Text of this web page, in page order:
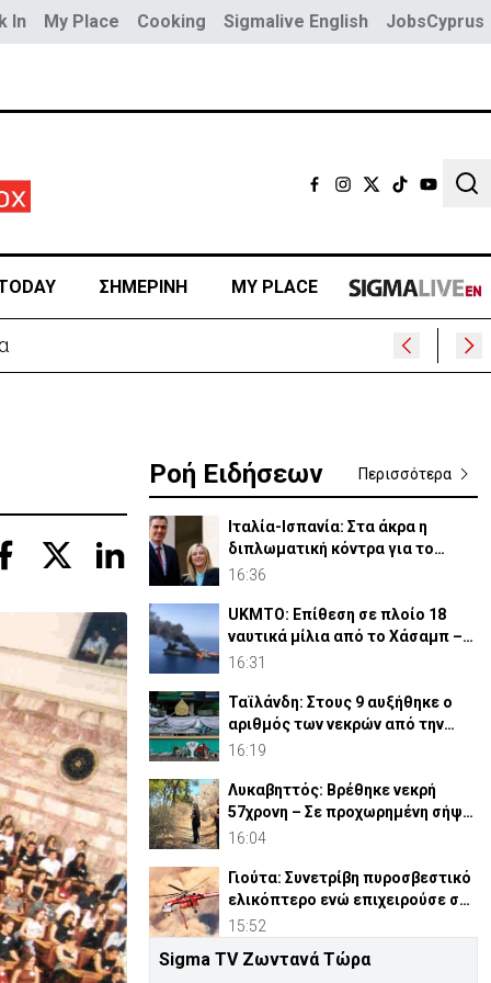
In My Place Cooking Sigmalive English JobsCyprus
ΣΗΜΕΡΙΝΗ MY PLACE
Ροή Ειδήσεων Περισσότερα
Ιταλία-Ισπανία: Στα άκρα η
διπλωματική κόντρα για το
Σένγκεν
16:36
UKMTO: Επίθεση σε πλοίο 18
ναυτικά μίλια από το Χάσαμπ –
Φωτιά στο σκάφος
16:31
Ταϊλάνδη: Στους 9 αυξήθηκε ο
αριθμός των νεκρών από την
επίθεση σε σχολείο
16:19
Λυκαβηττός: Βρέθηκε νεκρή
57χρονη – Σε προχωρημένη σήψη
η σορός
16:04
Γιούτα: Συνετρίβη πυροσβεστικό
ελικόπτερο ενώ επιχειρούσε σε
δασική πυρκαγιά
15:52
Χ. Μπάιντεν:«Επιδεινώθηκε η
Sigma TV Ζωντανά Τώρα